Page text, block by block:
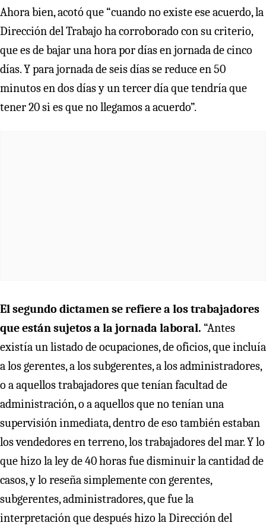
Ahora bien, acotó que “cuando no existe ese acuerdo, la
Dirección del Trabajo ha corroborado con su criterio,
que es de bajar una hora por días en jornada de cinco
días. Y para jornada de seis días se reduce en 50
minutos en dos días y un tercer día que tendría que
tener 20 si es que no llegamos a acuerdo”.
El segundo dictamen se refiere a los trabajadores
que están sujetos a la jornada laboral. “Antes
existía un listado de ocupaciones, de oficios, que incluía
a los gerentes, a los subgerentes, a los administradores,
o a aquellos trabajadores que tenían facultad de
administración, o a aquellos que no tenían una
supervisión inmediata, dentro de eso también estaban
los vendedores en terreno, los trabajadores del mar. Y lo
que hizo la ley de 40 horas fue disminuir la cantidad de
casos, y lo reseña simplemente con gerentes,
subgerentes, administradores, que fue la
interpretación que después hizo la Dirección del